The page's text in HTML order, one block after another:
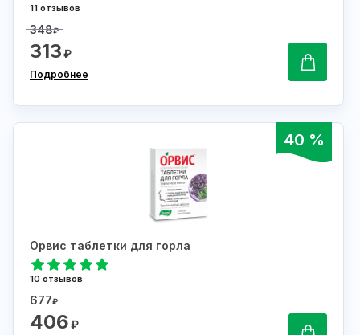
11 отзывов
348₽
313₽
Подробнее
40 %
Орвис таблетки для горла
10 отзывов
677₽
406₽